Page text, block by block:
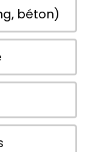
béton)